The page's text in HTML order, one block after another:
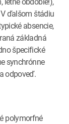
ďalšom štádiu
absencie,
základná
špecifické
synchrónne
odpoveď.
polymorfné